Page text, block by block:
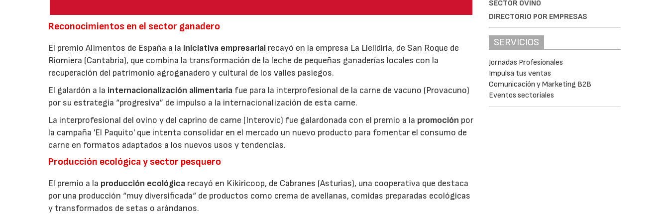
Reconocimientos en el sector ganadero
El premio Alimentos de España a la iniciativa empresarial recayó en la empresa La Llelldiría, de San Roque de
Riomiera (Cantabria), que combina la transformación de la leche de pequeñas ganaderías locales con la
recuperación del patrimonio agroganadero y cultural de los valles pasiegos.
El galardón a la internacionalización alimentaria fue para la interprofesional de la carne de vacuno (Provacuno)
por su estrategia “progresiva” de impulso a la internacionalización de esta carne.
La interprofesional del ovino y del caprino de carne (Interovic) fue galardonada con el premio a la promoción por
la campaña 'El Paquito' que intenta consolidar en el mercado un nuevo producto para fomentar el consumo de
carne en formatos adaptados a los nuevos usos y tendencias.
Producción ecológica y sector pesquero
El premio a la producción ecológica recayó en Kikiricoop, de Cabranes (Asturias), una cooperativa que destaca
por una producción “muy diversificada“ de productos como crema de avellanas, comidas preparadas ecológicas
y transformados de setas o arándanos.
SECTOR OVINO
DIRECTORIO POR EMPRESAS
SERVICIOS
Jornadas Profesionales
Impulsa tus ventas
Comunicación y Marketing B2B
Eventos sectoriales